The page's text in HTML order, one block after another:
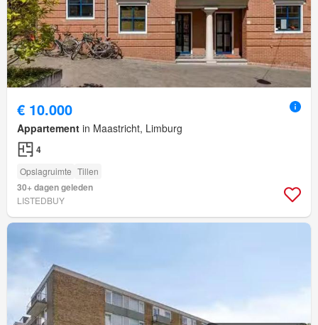
€ 10.000
Appartement in Maastricht, Limburg
4
Opslagruimte Tillen
30+ dagen geleden
LISTEDBUY